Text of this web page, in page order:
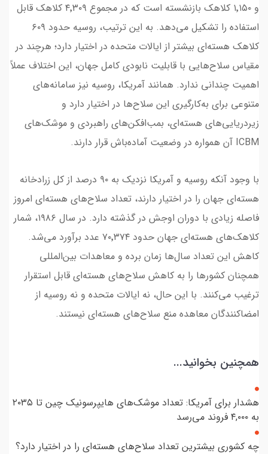
و ۱٬۱۵۰ کلاهک بازنشسته است که در مجموع ۴٬۳۰۹ کلاهک قابل
استفاده را تشکیل می‌دهد. به این ترتیب، روسیه حدود ۶۰۹
کلاهک هسته‌ای بیشتر از ایالات متحده در اختیار دارد؛ هرچند در
مقیاس سلاح‌هایی با قابلیت نابودی کامل جهان، این اختلاف عملاً
اهمیت چندانی ندارد. همانند آمریکا، روسیه نیز سامانه‌های
متنوعی برای به‌کارگیری این سلاح‌ها در اختیار دارد و
زیردریایی‌های هسته‌ای، بمب‌افکن‌های راهبردی و موشک‌های
ICBM آن همواره در وضعیت آماده‌باش قرار دارند.
با وجود آنکه روسیه و آمریکا نزدیک به ۹۰ درصد از کل زرادخانه
هسته‌ای جهان را در اختیار دارند، تعداد سلاح‌های هسته‌ای امروز
فاصله زیادی با دوران اوجش در گذشته دارد. در سال ۱۹۸۶، شمار
کلاهک‌های هسته‌ای جهان حدود ۷۰٬۳۷۴ عدد برآورد می‌شد.
کاهش این تعداد سال‌ها زمان برده و معاهدات بین‌المللی
همچنان کشورها را به کاهش سلاح‌های هسته‌ای قابل استقرار
ترغیب می‌کنند. با این حال، نه ایالات متحده و نه روسیه از
امضاکنندگان معاهده منع سلا‌ح‌های هسته‌ای نیستند.
همچنین بخوانید...
هشدار برای آمریکا: تعداد موشک‌های هایپرسونیک چین تا ۲۰۳۵
به ۴,۰۰۰ فروند می‌رسد
چه کشوری بیشترین تعداد سلا‌ح‌های هسته‌ای را در اختیار دارد؟